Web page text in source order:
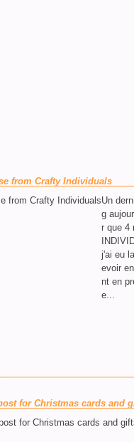
from Crafty Individuals
Un
g
r que 4
j'ai eu
evoir
nt en
e...
for Christmas cards and